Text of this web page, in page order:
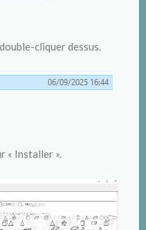
cliquer dessus.
« Installer ».